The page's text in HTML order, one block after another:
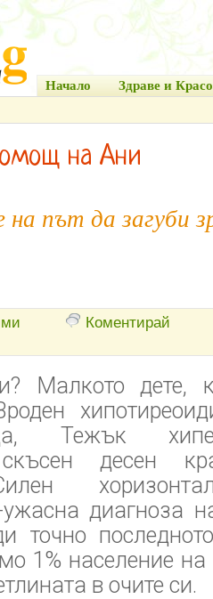
Начало Здраве и
на Ани
път да загуби
Коментирай
Малкото дете,
Тежък
скъсен десен
ужасна диагноза
точно
1% население
в очите си.